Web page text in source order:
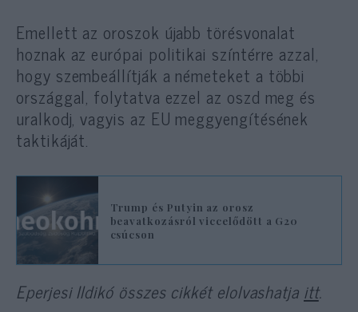
Emellett az oroszok újabb törésvonalat
hoznak az európai politikai színtérre azzal,
hogy szembeállítják a németeket a többi
országgal, folytatva ezzel az oszd meg és
uralkodj, vagyis az EU meggyengítésének
taktikáját.
Trump és Putyin az orosz
beavatkozásról viccelődött a G20
csúcson
Eperjesi Ildikó összes cikkét elolvashatja itt.